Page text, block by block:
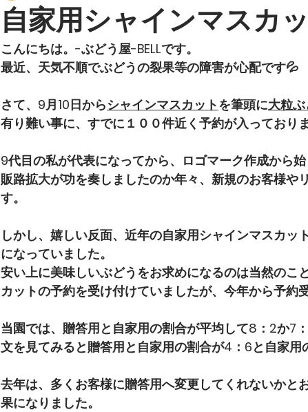
自家用シャインマスカ
こんにちは。-ぶどう屋-BELLです。
最近、天気不順でぶどうの裂果等の障害が心配です💦
さて、9月10日からシャインマスカットを筆頭に大粒ぶ
有り難い事に、すでに１００件近く予約が入っておりま
9代目の私が代表になってから、ロゴマーク作成から
販路拡大が功を奏しましたのか年々、新規のお客様や
す。
しかし、嬉しい反面、近年の自家用シャインマスカッ
になっていました。
安い上に美味しいぶどうをお求めになるのは当然のこ
カットの予約を受け付けていましたが、今年から予約
当園では、贈答用と自家用の割合が平均して8：2か7
文を見てみると贈答用と自家用の割合が4：6と自家用
去年は、多くお客様に贈答用へ変更してくれないかと
果になりました。